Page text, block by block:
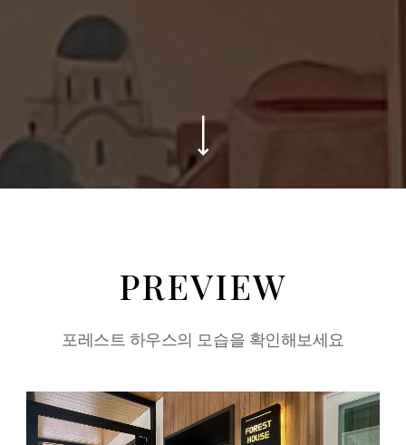
PREVIEW
포레스트 하우스의 모습을 확인해보세요